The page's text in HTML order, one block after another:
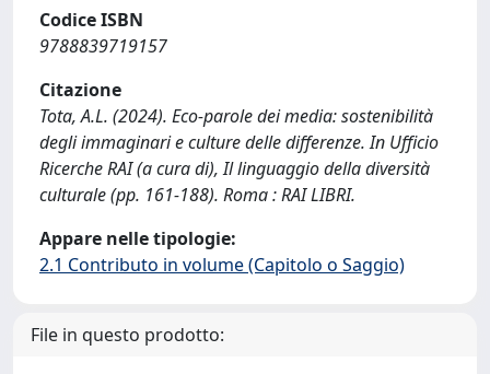
Codice ISBN
9788839719157
Citazione
Tota, A.L. (2024). Eco-parole dei media: sostenibilità
degli immaginari e culture delle differenze. In Ufficio
Ricerche RAI (a cura di), Il linguaggio della diversità
culturale (pp. 161-188). Roma : RAI LIBRI.
Appare nelle tipologie:
2.1 Contributo in volume (Capitolo o Saggio)
File in questo prodotto: